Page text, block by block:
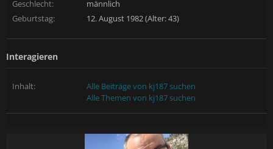
Geschlecht:
männlich
Geburtstag:
12. August 1982 (Alter: 43)
Interagieren
Inhalt:
Alle Beiträge von kj187 suchen
Alle Themen von kj187 suchen